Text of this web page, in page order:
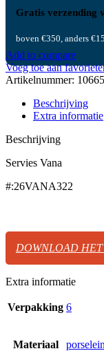
Gratis verzending
boven €350, anders
Add to compare
Voeg toe aan
Artikelnummer:
Beschrijving
Extra informatie
Beschrijving
Servies Vana
#:26VANA322
DOWNLOAD
Extra informatie
Verpakking 6
Materiaal porselein